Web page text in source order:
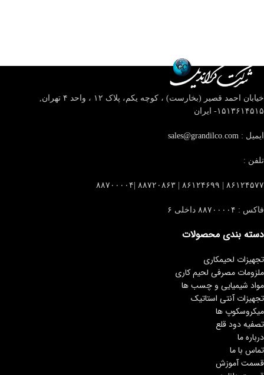
خیابان احمد قصیر (بخارست) ، کوچه یکم، پلاک ۱۲ ، واحد ۴
تهران,
۱۵۱۳۶۱۴۵۱۵- ایران
ایمیل : sales@grandilco.com
تلفن :
۸۶۱۲۴۵۷۷ | ۸۶۱۲۴۶۹۹ | ۸۸۷۲۰۸۶۳ |۸۸۷۰۰۰۰۴
فاکس : ۸۸۷۰۰۰۰۴ داخلی ۶
دسته بندی محصولات
تجهیزات لحیمکاری
ملزومات مصرفی لحیم کاری
مواد شیمیایی و چسب ها
تجهیزات آنتی استاتیک
میکروسکوپ ها
تصفیه دود قلع
درباره ما
تماس با ما
قسمت آموزش